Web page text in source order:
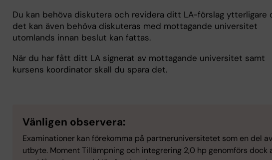
Du kan behöva diskutera och revidera ditt LA-förslag ytterligare
det kan även behöva diskuteras med mottagande universitet
utomlands innan beslut kan fattas.
När du har fått ditt LA signerat av mottagande universitet samt
kursens koordinator skall du spara det.
Vänligen observera:
Examinationer kan förekomma på partneruniversitetet som en del
utbyte. Moment Tillämpning och integrering 2,0 hp genomförs dock